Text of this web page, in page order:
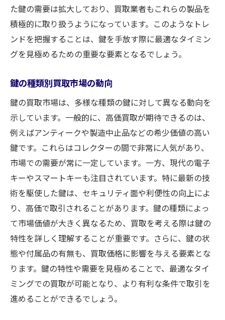
買取価格を保つための定期的な鍵の手入れ
鍵の保管におけるセキュリティ対策
買取価値を守るためのカタログや証明書の
保管
長期保管の際の注意点
鍵の希少性を活かす買取交渉のテクニック
希少鍵の市場価値を知るためのリサーチ方
交渉時に役立つ専門用語の知識
買取交渉を成功に導くプレゼンテーション
希少性を証明するための証拠書類の準備
価格交渉で押さえるべき心理テクニック
買取業者との交渉で失敗しないためのポイ
ント
市場価値を見極めた鍵買取の成功法則
鍵の市場価値を正確に把握する方法
鍵買取の成功事例から学ぶ市場分析
た鍵の需要は拡大しており、買取業者もこれらの製品を
積極的に取り扱うようになっています。このようなトレ
ンドを把握することは、鍵を手放す際に最適なタイミン
グを見極めるための重要な要素となるでしょう。
鍵の種類別買取市場の動向
鍵の買取市場は、多様な種類の鍵に対して異なる動向を
示しています。一般的に、高価買取が期待できるのは、
例えばアンティークや製造中止品などの希少価値の高い
鍵です。これらはコレクターの間で非常に人気があり、
市場での需要が常に一定しています。一方、現代の電子
キーやスマートキーも注目されています。特に最新の技
術を駆使した鍵は、セキュリティ面や利便性の向上によ
り、高価で取引されることがあります。鍵の種類によっ
て市場価値が大きく異なるため、買取を考える際は鍵の
特性を詳しく理解することが重要です。さらに、鍵の状
態や付属品の有無も、買取価格に影響を与える要素とな
ります。鍵の特性や需要を見極めることで、最適なタイ
ミングでの買取が可能となり、より有利な条件で取引を
進めることができるでしょう。